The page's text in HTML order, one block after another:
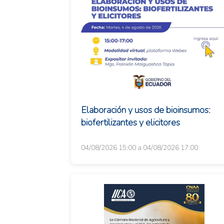
Elaboración y usos de bioinsumos:
biofertilizantes y elicitores
04/08/2026 15:00 a 04/08/2026 17:00